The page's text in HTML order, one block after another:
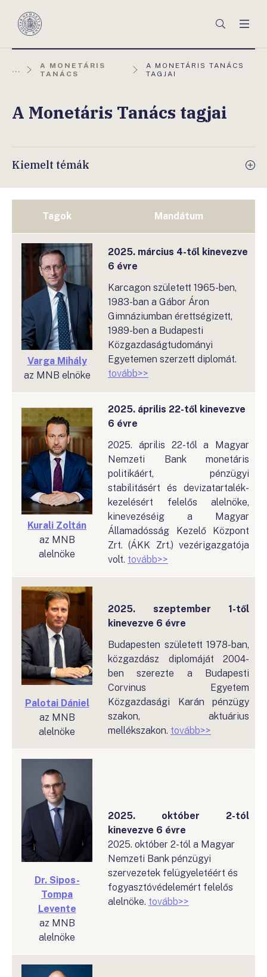
Magyar
Keresés
...
A MONETÁRIS
TANÁCS
AKTUÁLIS
OLDAL:
A MONETÁRIS TANÁCS
TAGJAI
A Monetáris Tanács tagjai
Kiemelt témák
Tagok Mandátum
Varga Mihály
az MNB elnöke
2025. március 4-től kinevezve
6 évre
Karcagon született 1965-ben,
1983-ban a Gábor Áron
Gimnáziumban érettségizett,
1989-ben a Budapesti
Közgazdaságtudományi
Egyetemen szerzett diplomát.
tovább>>
Kurali Zoltán
az MNB
alelnöke
2025. április 22-től kinevezve
6 évre
2025. április 22-től a Magyar
Nemzeti Bank monetáris
politikáért, pénzügyi
stabilitásért és devizatartalék-
kezelésért felelős alelnöke,
kinevezéséig a Magyar
Államadósság Kezelő Központ
Zrt. (ÁKK Zrt.) vezérigazgatója
volt. tovább>>
Palotai Dániel
az MNB
alelnöke
2025. szeptember 1-től
kinevezve 6 évre
Budapesten született 1978-ban,
közgazdász diplomáját 2004-
ben szerezte a Budapesti
Corvinus Egyetem
Közgazdasági Karán pénzügy
szakon, aktuárius
mellékszakon. tovább>>
Dr. Sipos-
Tompa
Levente
az MNB
alelnöke
2025. október 2-tól
kinevezve 6 évre
2025. október 2-tól a Magyar
Nemzeti Bank pénzügyi
szervezetek felügyeletéért és
fogyasztóvédelemért felelős
alelnöke. tovább>>